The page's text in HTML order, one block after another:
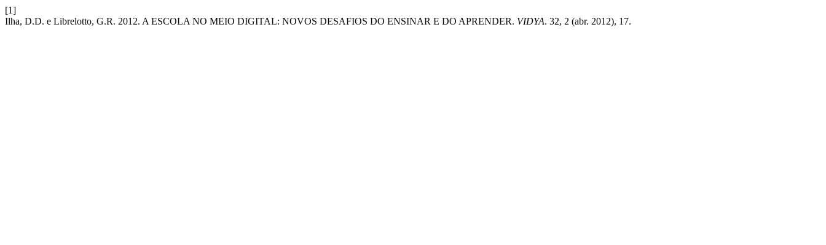
[1]
Ilha, D.D. e Librelotto, G.R. 2012. A ESCOLA NO MEIO DIGITAL: NOVOS DESAFIOS DO ENSINAR E DO APRENDER. VIDYA. 32, 2 (abr. 2012), 17.